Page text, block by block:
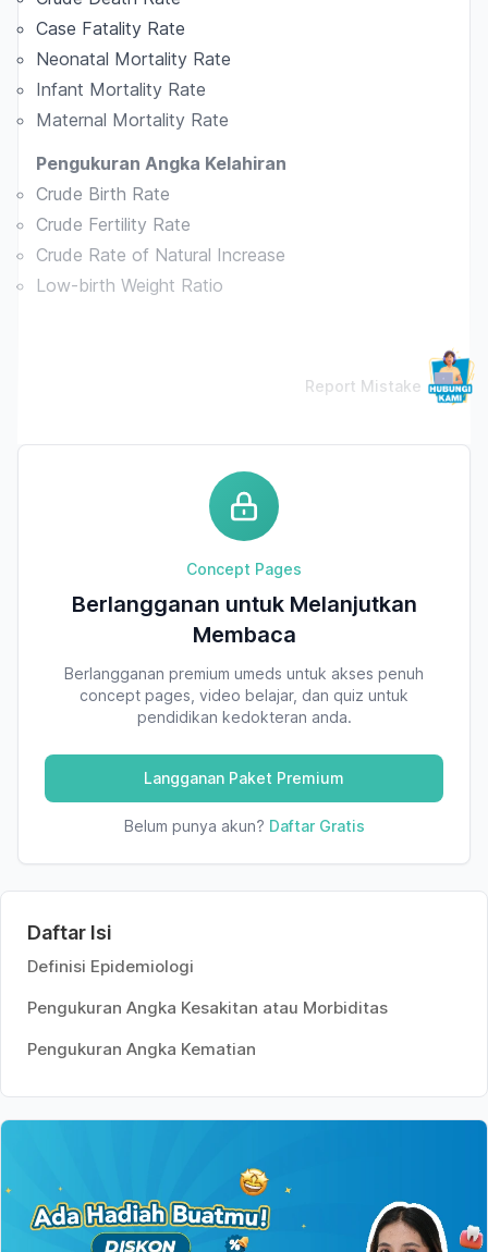
Case Fatality Rate
Neonatal Mortality Rate
Infant Mortality Rate
Maternal Mortality Rate
Pengukuran Angka Kelahiran
Crude Birth Rate
Crude Fertility Rate
Crude Rate of Natural Increase
Low-birth Weight Ratio
Report Mistake
Concept Pages
Berlangganan untuk Melanjutkan
Membaca
Berlangganan premium umeds untuk akses penuh
concept pages, video belajar, dan quiz untuk
pendidikan kedokteran anda.
Langganan Paket Premium
Belum punya akun? Daftar Gratis
Daftar Isi
Definisi Epidemiologi
Pengukuran Angka Kesakitan atau Morbiditas
Pengukuran Angka Kematian